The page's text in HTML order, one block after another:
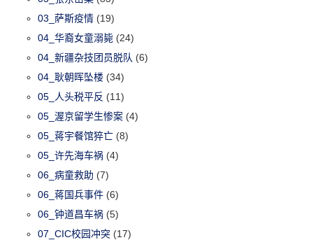
03_萨斯疫情 (19)
04_华裔女童溺毙 (24)
04_新疆杂技团员脱队 (6)
04_耿朝晖坠楼 (34)
05_人头税平反 (11)
05_渥京留学生惨案 (4)
05_蒋宇餐馆猝亡 (8)
05_许先海车祸 (4)
06_病童救助 (7)
06_蒋国兵事件 (6)
06_钟道昌车祸 (5)
07_CIC校园冲突 (17)